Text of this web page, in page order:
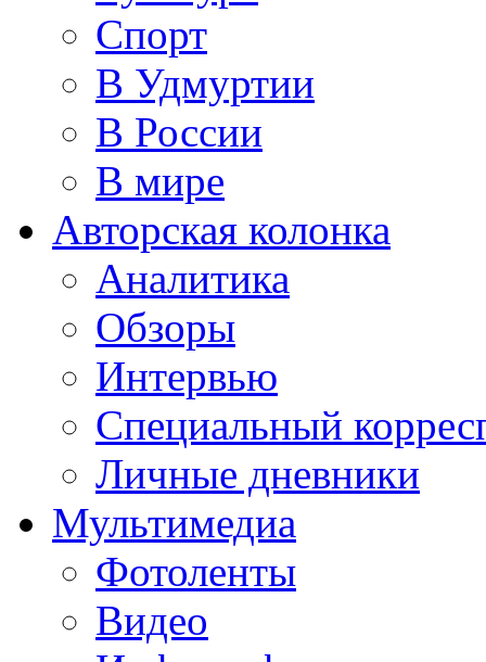
Спорт
В Удмуртии
В России
В мире
Авторская колонка
Аналитика
Обзоры
Интервью
Специальный
Личные дневники
Мультимедиа
Фотоленты
Видео